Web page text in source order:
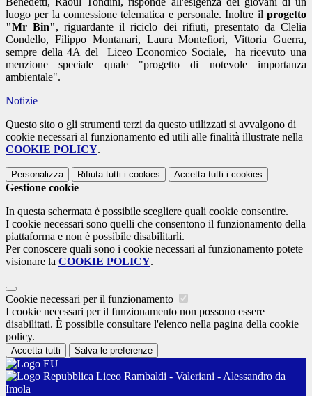
luogo per la connessione telematica e personale. Inoltre il progetto
"Mr Bin", riguardante il riciclo dei rifiuti, presentato da Clelia
Condello, Filippo Montanari, Laura Montefiori, Vittoria Guerra,
sempre della 4A del Liceo Economico Sociale, ha ricevuto una
menzione speciale quale "progetto di notevole importanza
ambientale".
Notizie
Questo sito o gli strumenti terzi da questo utilizzati si avvalgono di
cookie necessari al funzionamento ed utili alle finalità illustrate nella
COOKIE POLICY.
Personalizza Rifiuta tutti i cookies Accetta tutti i cookies
Gestione cookie
In questa schermata è possibile scegliere quali cookie consentire.
I cookie necessari sono quelli che consentono il funzionamento della
piattaforma e non è possibile disabilitarli.
Per conoscere quali sono i cookie necessari al funzionamento potete
visionare la COOKIE POLICY.
Cookie necessari per il funzionamento
I cookie necessari per il funzionamento non possono essere
disabilitati. È possibile consultare l'elenco nella pagina della cookie
policy.
Accetta tutti Salva le preferenze
Liceo Rambaldi - Valeriani - Alessandro da
Imola